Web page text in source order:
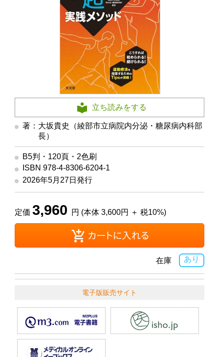
立ち読みをする
著：大坂貴史（綾部市立病院内分泌・糖尿病内科部
長）
B5判・120頁・2色刷
ISBN 978-4-8306-6204-1
2026年5月27日発行
定価 3,960 円 (本体 3,600円 ＋ 税10%)
あり
在庫
電子版販売サイト